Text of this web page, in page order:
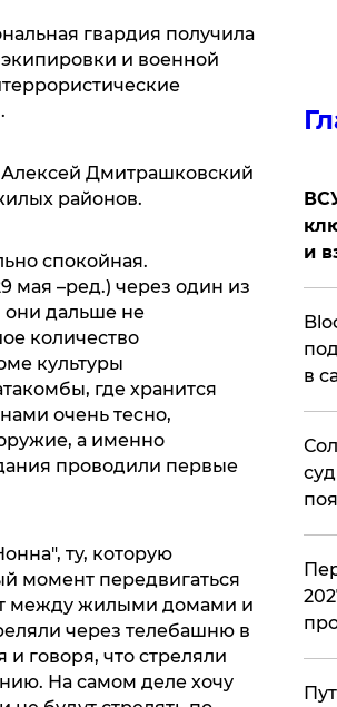
гвардия получила
экипировки и военной
Дмитрашковский
районов.
спокойная.
мая –ред.) через один из
они дальше не
количество
культуры
где хранится
очень тесно,
а именно
проводили первые
ту, которую
момент передвигаться
между жилыми домами и
через телебашню в
говоря, что стреляли
На самом деле хочу
и
в